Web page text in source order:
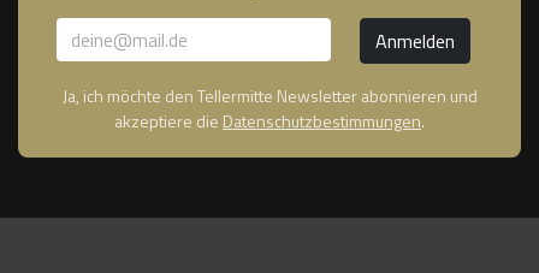
Ja, ich möchte den Tellermitte Newsletter abonnieren und
akzeptiere die Datenschutzbestimmungen.